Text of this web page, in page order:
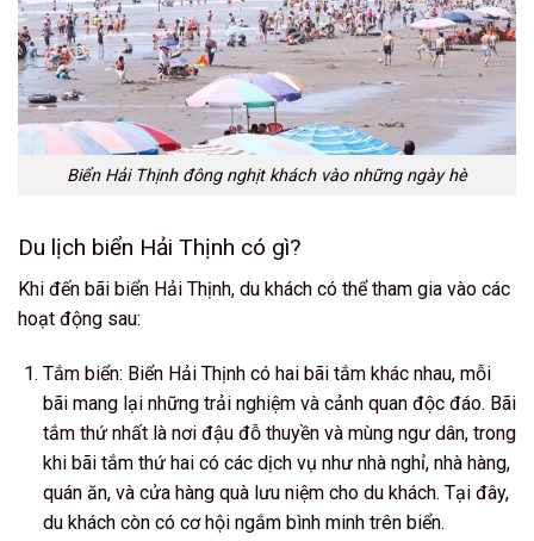
Biển Hải Thịnh đông nghịt khách vào những ngày hè
Du lịch biển Hải Thịnh có gì?
Khi đến bãi biển Hải Thịnh, du khách có thể tham gia vào các
hoạt động sau:
Tắm biển: Biển Hải Thịnh có hai bãi tắm khác nhau, mỗi
bãi mang lại những trải nghiệm và cảnh quan độc đáo. Bãi
tắm thứ nhất là nơi đậu đỗ thuyền và mùng ngư dân, trong
khi bãi tắm thứ hai có các dịch vụ như nhà nghỉ, nhà hàng,
quán ăn, và cửa hàng quà lưu niệm cho du khách. Tại đây,
du khách còn có cơ hội ngắm bình minh trên biển.